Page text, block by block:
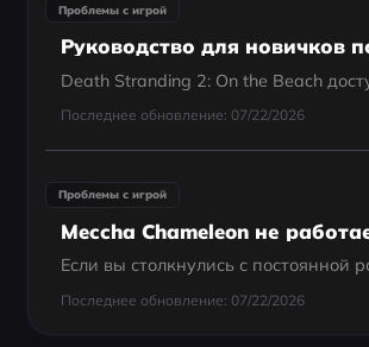
Проблемы с игрой
Последнее обновление: 07/22/2026
Проблемы с игрой
Последнее обновление: 07/22/2026